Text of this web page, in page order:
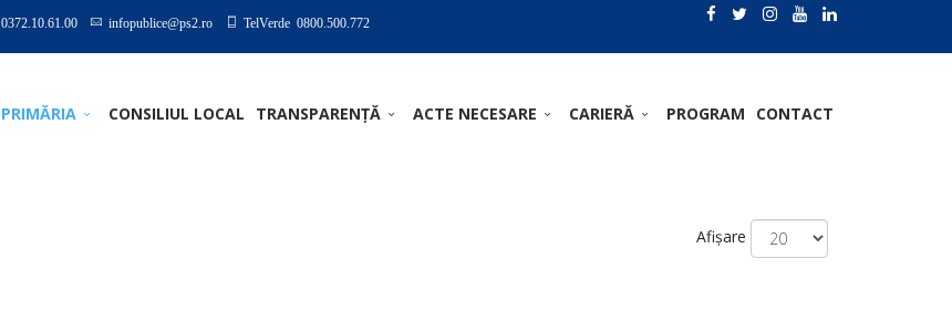
0372.10.61.00 infopublice@ps2.ro TelVerde 0800.500.772
PRIMĂRIA CONSILIUL LOCAL TRANSPARENȚĂ ACTE NECESARE CARIERĂ PROGRAM CONTACT
Afișare